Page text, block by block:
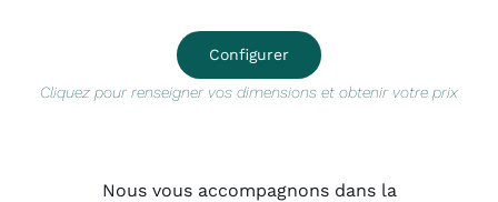
Configurer
Cliquez pour renseigner vos dimensions et obtenir votre prix
Nous vous accompagnons dans la